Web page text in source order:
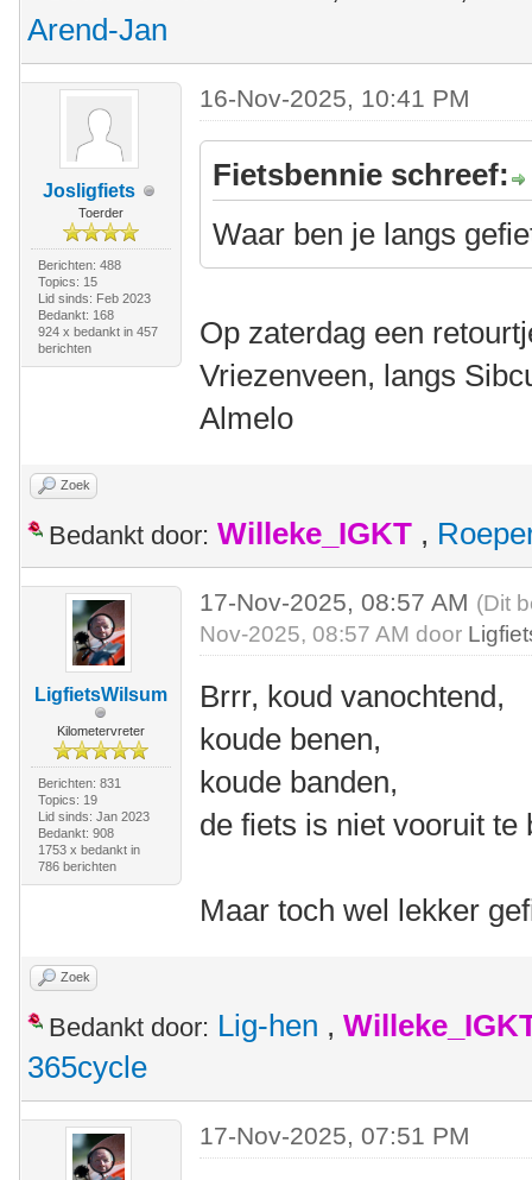
Arend-Jan
Josligfiets
Toerder
Berichten: 488
Topics: 15
Lid sinds: Feb 2023
Bedankt: 168
924 x bedankt in 457
berichten
16-Nov-2025, 10:41 PM
Fietsbennie schreef:
Waar ben je langs
Op zaterdag een
Vriezenveen, langs
Almelo
Zoek
Bedankt door: Willeke_IGKT ,
LigfietsWilsum
Kilometervreter
Berichten: 831
Topics: 19
Lid sinds: Jan 2023
Bedankt: 908
1753 x bedankt in
786 berichten
17-Nov-2025, 08:57 AM (Dit
Nov-2025, 08:57 AM door
Brrr, koud vanochtend,
koude benen,
koude banden,
de fiets is niet vooruit te
Maar toch wel lekker
Zoek
Bedankt door: Lig-hen ,
365cycle
17-Nov-2025, 07:51 PM